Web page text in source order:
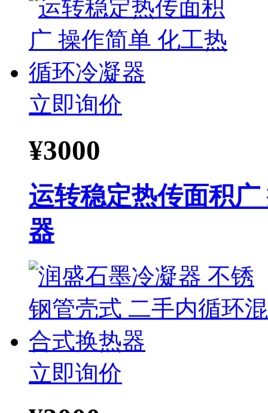
立即询价
¥3000
运转稳定热传面积
器
立即询价